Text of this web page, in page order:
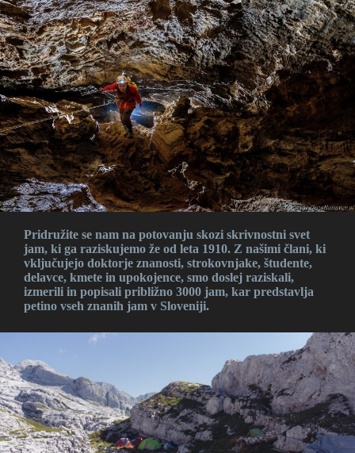
Pridružite se nam na potovanju skozi skrivnostni svet
jam, ki ga raziskujemo že od leta 1910. Z našimi člani, ki
vključujejo doktorje znanosti, strokovnjake, študente,
delavce, kmete in upokojence, smo doslej raziskali,
izmerili in popisali približno 3000 jam, kar predstavlja
petino vseh znanih jam v Sloveniji​.